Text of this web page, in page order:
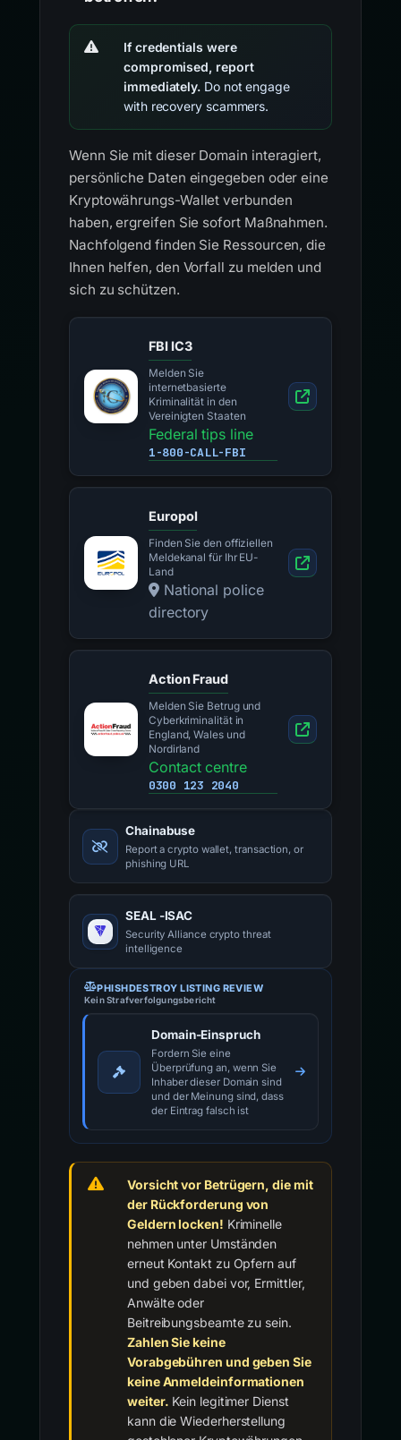
If credentials were
compromised, report
immediately. Do not engage
with recovery scammers.
Wenn Sie mit dieser Domain interagiert,
persönliche Daten eingegeben oder eine
Kryptowährungs-Wallet verbunden
haben, ergreifen Sie sofort Maßnahmen.
Nachfolgend finden Sie Ressourcen, die
Ihnen helfen, den Vorfall zu melden und
sich zu schützen.
FBI IC3
Melden Sie
internetbasierte
Kriminalität in den
Vereinigten Staaten
Federal tips line
1-800-CALL-FBI
Europol
Finden Sie den offiziellen
Meldekanal für Ihr EU-
Land
National police
directory
Action Fraud
Melden Sie Betrug und
Cyberkriminalität in
England, Wales und
Nordirland
Contact centre
0300 123 2040
Chainabuse
Report a crypto wallet, transaction, or
phishing URL
SEAL -ISAC
Security Alliance crypto threat
intelligence
PHISHDESTROY LISTING REVIEW
Kein Strafverfolgungsbericht
Domain-Einspruch
Fordern Sie eine
Überprüfung an, wenn Sie
Inhaber dieser Domain sind
und der Meinung sind, dass
der Eintrag falsch ist
Vorsicht vor Betrügern, die mit
der Rückforderung von
Geldern locken! Kriminelle
nehmen unter Umständen
erneut Kontakt zu Opfern auf
und geben dabei vor, Ermittler,
Anwälte oder
Beitreibungsbeamte zu sein.
Zahlen Sie keine
Vorabgebühren und geben Sie
keine Anmeldeinformationen
weiter. Kein legitimer Dienst
kann die Wiederherstellung